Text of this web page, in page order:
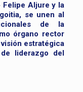
Aljure y la
se unen al
de la
órgano rector
estratégica
liderazgo del